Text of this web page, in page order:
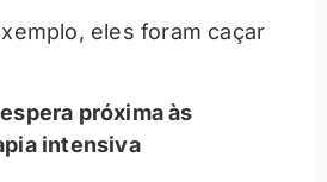
eles foram caçar
próxima às
intensiva